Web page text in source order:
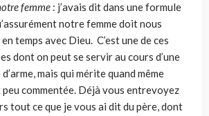
femme : j’avais dit dans une formule
notre femme doit nous
temps avec Dieu. C’est une de ces
dont on peut se servir au cours d’une
mais qui mérite quand même
commentée. Déjà vous entrevoyez
tout ce que je vous ai dit du père, dont